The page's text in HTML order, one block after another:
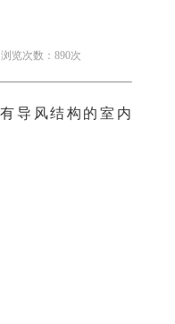
浏览次数：890次